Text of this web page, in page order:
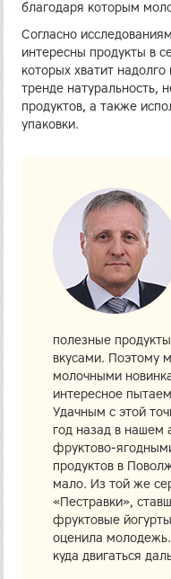
благодаря которым
Согласно
интересны продукты в
которых хватит
тренде натуральность,
продуктов, а также
упаковки.
полезные
вкусами. Поэтому
молочными
интересное
Удачным с этой
год назад в нашем
фруктово-
продуктов в
мало. Из той же
«Пестравки»,
фруктовые
оценила
куда двигаться